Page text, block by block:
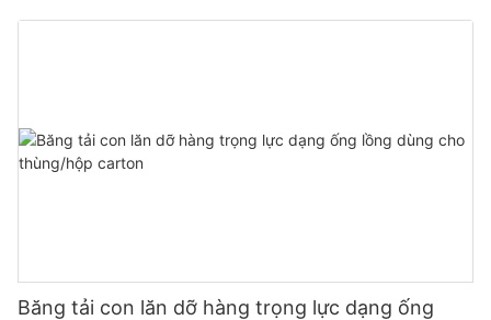
Băng tải con lăn dỡ hàng trọng lực dạng ống